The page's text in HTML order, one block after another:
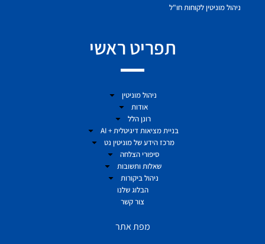
ניהול מוניטין לקוחות חו"ל
תפריט ראשי
ניהול מוניטין
אודות
רונן הלל
בניית מציאות דיגיטלית + AI
מרכז הידע של מוניטין נט
סיפורי הצלחה
שאלות ותשובות
ניהול ביקורות
הבלוג שלנו
צור קשר
מפת אתר